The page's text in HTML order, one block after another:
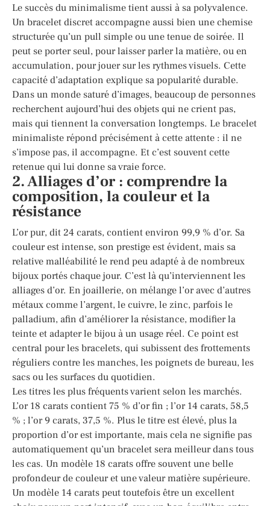
Le succès du minimalisme tient aussi à sa polyvalence.
Un bracelet discret accompagne aussi bien une chemise
structurée qu’un pull simple ou une tenue de soirée. Il
peut se porter seul, pour laisser parler la matière, ou en
accumulation, pour jouer sur les rythmes visuels. Cette
capacité d’adaptation explique sa popularité durable.
Dans un monde saturé d’images, beaucoup de personnes
recherchent aujourd’hui des objets qui ne crient pas,
mais qui tiennent la conversation longtemps. Le bracelet
minimaliste répond précisément à cette attente : il ne
s’impose pas, il accompagne. Et c’est souvent cette
retenue qui lui donne sa vraie force.
2. Alliages d’or : comprendre la
composition, la couleur et la
résistance
L’or pur, dit 24 carats, contient environ 99,9 % d’or. Sa
couleur est intense, son prestige est évident, mais sa
relative malléabilité le rend peu adapté à de nombreux
bijoux portés chaque jour. C’est là qu’interviennent les
alliages d’or. En joaillerie, on mélange l’or avec d’autres
métaux comme l’argent, le cuivre, le zinc, parfois le
palladium, afin d’améliorer la résistance, modifier la
teinte et adapter le bijou à un usage réel. Ce point est
central pour les bracelets, qui subissent des frottements
réguliers contre les manches, les poignets de bureau, les
sacs ou les surfaces du quotidien.
Les titres les plus fréquents varient selon les marchés.
L’or 18 carats contient 75 % d’or fin ; l’or 14 carats, 58,5
% ; l’or 9 carats, 37,5 %. Plus le titre est élevé, plus la
proportion d’or est importante, mais cela ne signifie pas
automatiquement qu’un bracelet sera meilleur dans tous
les cas. Un modèle 18 carats offre souvent une belle
profondeur de couleur et une valeur matière supérieure.
Un modèle 14 carats peut toutefois être un excellent